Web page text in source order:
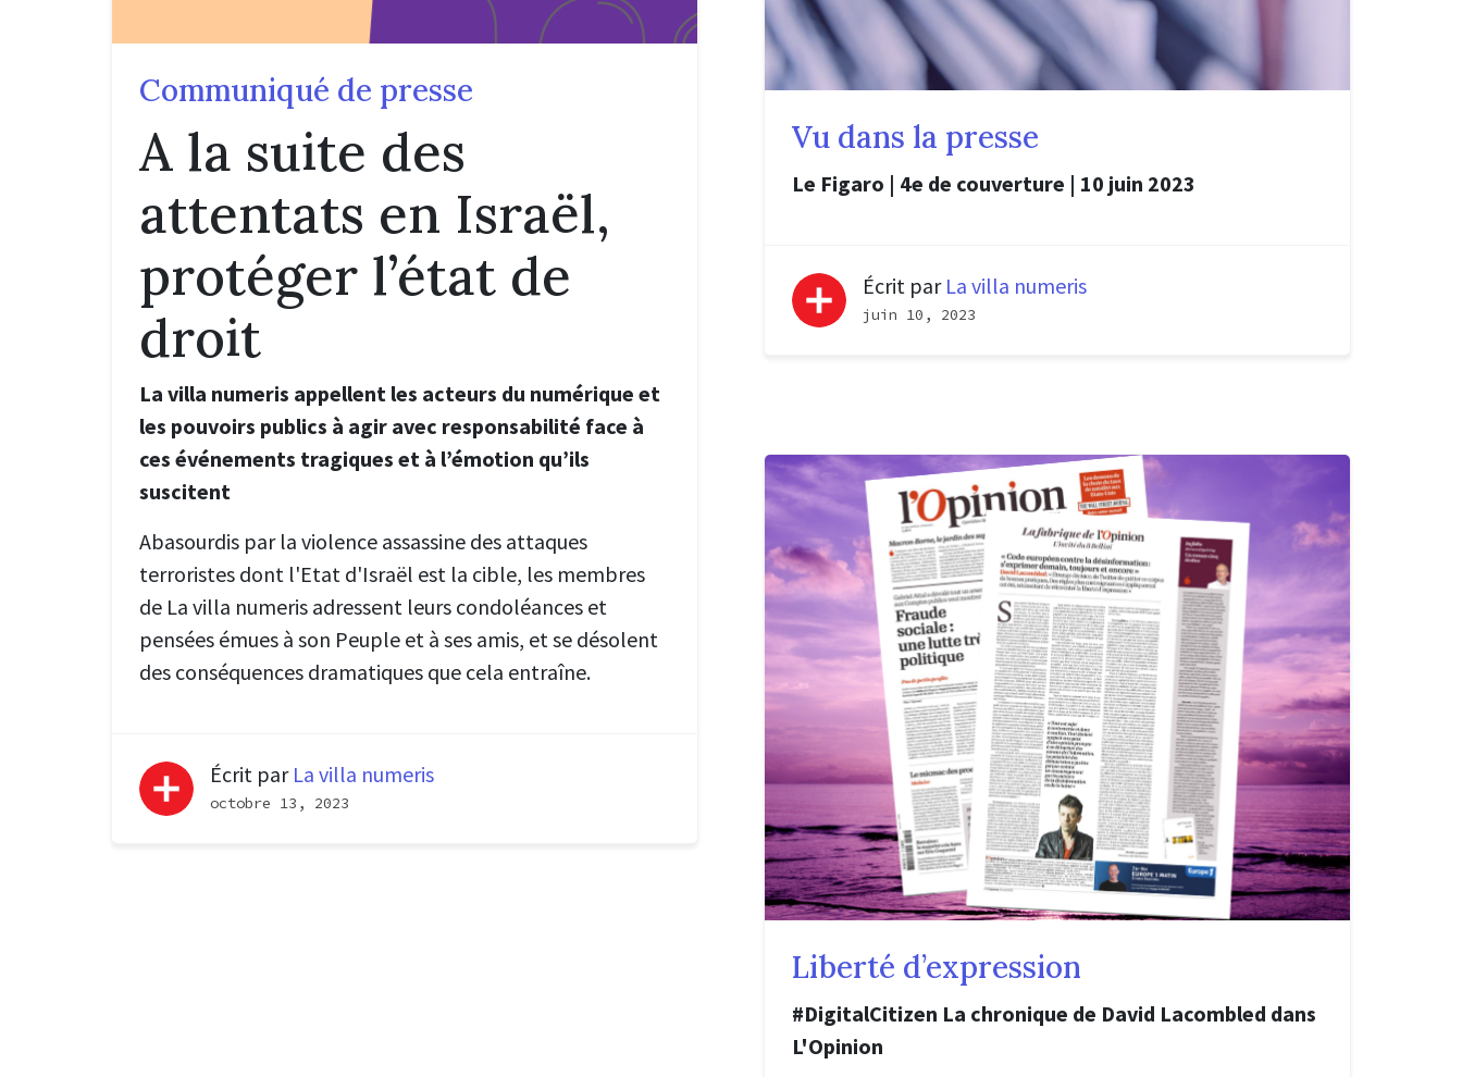
Communiqué de presse
A la suite des
attentats en Israël,
protéger l’état de
droit
La villa numeris appellent les acteurs du numérique et
les pouvoirs publics à agir avec responsabilité face à
ces événements tragiques et à l’émotion qu’ils
suscitent
Abasourdis par la violence assassine des attaques
terroristes dont l'Etat d'Israël est la cible, les membres
de La villa numeris adressent leurs condoléances et
pensées émues à son Peuple et à ses amis, et se désolent
des conséquences dramatiques que cela entraîne.
Écrit par La villa numeris
octobre 13, 2023
Vu dans la presse
Le Figaro | 4e de couverture | 10 juin 2023
Écrit par La villa numeris
juin 10, 2023
Liberté d’expression
#DigitalCitizen La chronique de David Lacombled dans
L'Opinion